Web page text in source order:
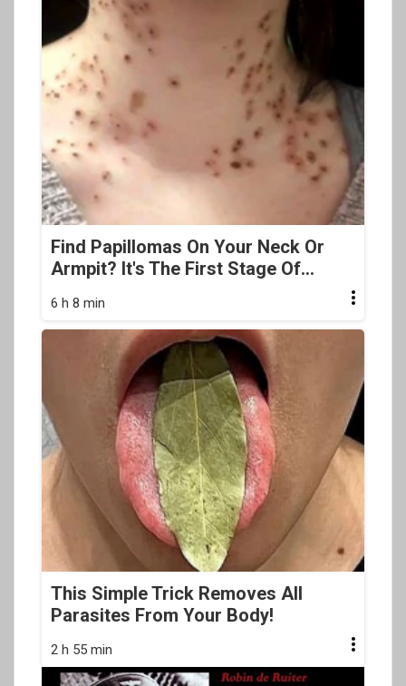
Find Papillomas On Your Neck Or
Armpit? It's The First Stage Of...
6 h 8 min
This Simple Trick Removes All
Parasites From Your Body!
2 h 55 min